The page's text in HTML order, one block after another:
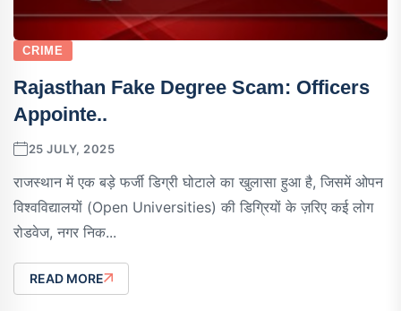
CRIME
Rajasthan Fake Degree Scam: Officers
Appointe..
25 JULY, 2025
राजस्थान में एक बड़े फर्जी डिग्री घोटाले का खुलासा हुआ है, जिसमें ओपन
विश्वविद्यालयों (Open Universities) की डिग्रियों के ज़रिए कई लोग
रोडवेज, नगर निक...
READ MORE